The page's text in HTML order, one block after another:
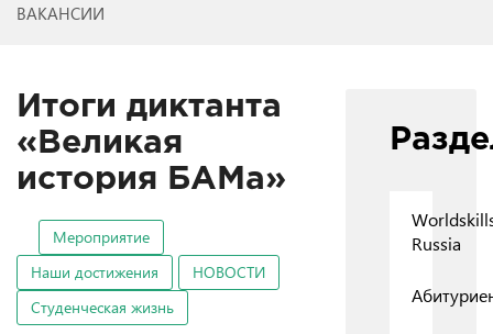
ВАКАНСИИ
Итоги диктанта
«Великая
история БАМа»
Мероприятие
Наши достижения
НОВОСТИ
Студенческая жизнь
Russia